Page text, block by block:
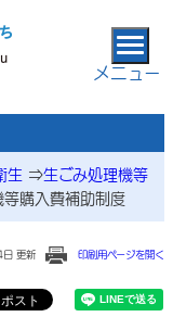
メニュー
生 ⇒生ごみ処理機等
購入費補助制度
更新 印刷用ページを開く